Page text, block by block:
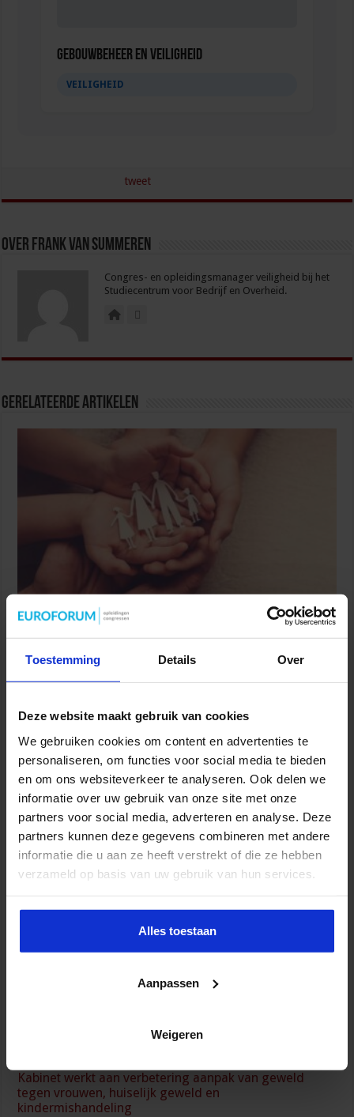
Toestemming Details Over
Deze website maakt gebruik van cookies
We gebruiken cookies om content en advertenties te
personaliseren, om functies voor social media te bieden
en om ons websiteverkeer te analyseren. Ook delen we
informatie over uw gebruik van onze site met onze
partners voor social media, adverteren en analyse. Deze
partners kunnen deze gegevens combineren met andere
informatie die u aan ze heeft verstrekt of die ze hebben
verzameld op basis van uw gebruik van hun services.
Alles toestaan
Aanpassen
Weigeren
Gebouwbeheer en veiligheid
VEILIGHEID
tweet
Over Frank van Summeren
Congres- en opleidingsmanager veiligheid bij het
Studiecentrum voor Bedrijf en Overheid.
Gerelateerde Artikelen
Partijen maken afspraken over betere hulp en
bescherming voor kinderen en gezinnen
Wijziging Arbobesluit voor invulling dossiers bij
arbeidsongevallen
8 juli 2026
Kabinet werkt aan verbetering aanpak van geweld
tegen vrouwen, huiselijk geweld en
kindermishandeling